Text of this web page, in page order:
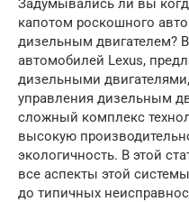
Задумывались ли вы
капотом роскошного
дизельным двигателем?
автомобилей Lexus,
дизельными
управления дизельным
сложный комплекс
высокую
экологичность. В этой
все аспекты этой
до типичных